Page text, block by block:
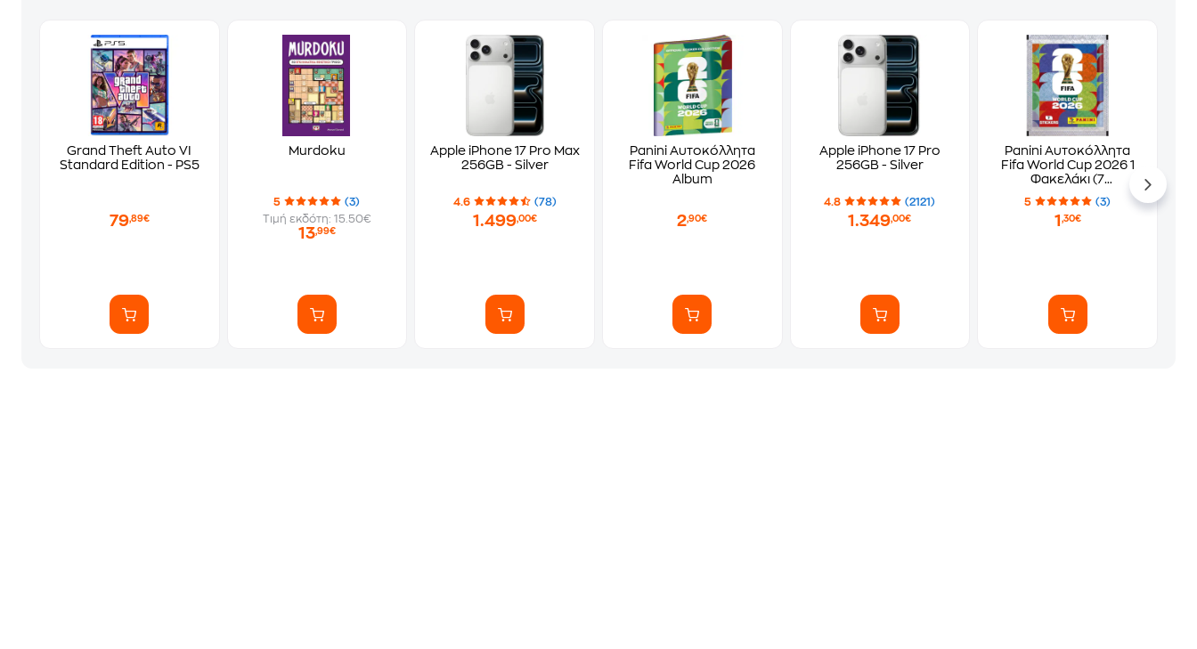
Grand Theft Auto VI
Standard Edition - PS5
79,89€
Murdoku
5
(3)
Τιμή εκδότη: 15.50€
13,99€
Apple iPhone 17 Pro Max
256GB - Silver
4.6 (78)
1.499,00€
Panini Αυτοκόλλητα
Fifa World Cup 2026
Album
2,90€
Apple iPhone 17 Pro
256GB - Silver
4.8 (2121)
1.349,00€
Panini Αυτοκόλλητα
Fifa World Cup 2026 1
Φακελάκι (7
Αυτοκόλλητα)
5 (3)
1 ,30€